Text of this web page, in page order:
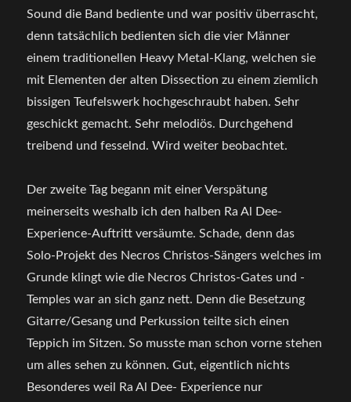
Sound die Band bediente und war positiv überrascht,
denn tatsächlich bedienten sich die vier Männer
einem traditionellen Heavy Metal-Klang, welchen sie
mit Elementen der alten Dissection zu einem ziemlich
bissigen Teufelswerk hochgeschraubt haben. Sehr
geschickt gemacht. Sehr melodiös. Durchgehend
treibend und fesselnd. Wird weiter beobachtet.
Der zweite Tag begann mit einer Verspätung
meinerseits weshalb ich den halben Ra Al Dee-
Experience-Auftritt versäumte. Schade, denn das
Solo-Projekt des Necros Christos-Sängers welches im
Grunde klingt wie die Necros Christos-Gates und -
Temples war an sich ganz nett. Denn die Besetzung
Gitarre/Gesang und Perkussion teilte sich einen
Teppich im Sitzen. So musste man schon vorne stehen
um alles sehen zu können. Gut, eigentlich nichts
Besonderes weil Ra Al Dee- Experience nur